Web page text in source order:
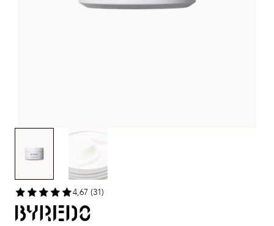
4,67 (31)